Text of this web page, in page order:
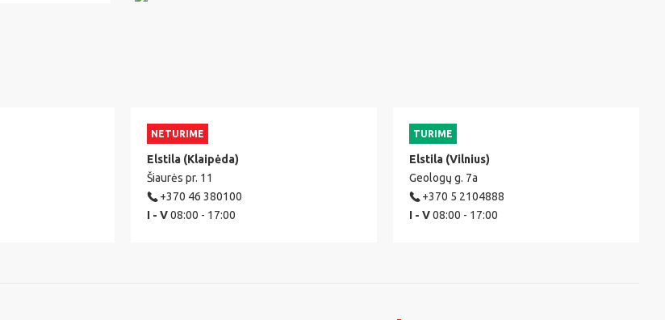
NETURIME
Elstila (Klaipėda)
Šiaurės pr. 11
+370 46 380100
I - V08:00 - 17:00
TURIME
Elstila (Vilnius)
Geologų g. 7a
+370 5 2104888
I - V08:00 - 17:00